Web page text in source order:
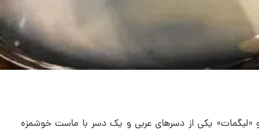
«لیگمات» یکی از دسرهای عربی و یک دسر با ماست خوشمزه